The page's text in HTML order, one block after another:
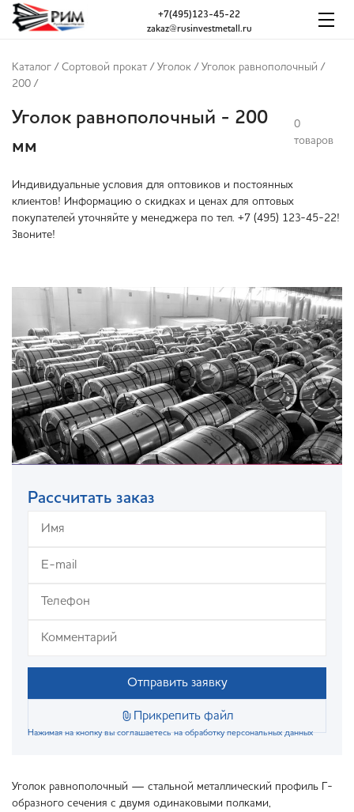
zakaz@rusinvestmetall.ru
+7(495)123-45-22
Каталог / Сортовой прокат / Уголок / Уголок равнополочный /
200 /
Уголок равнополочный - 200
мм
0
товаров
Индивидуальные условия для оптовиков и постоянных
клиентов! Информацию о скидках и ценах для оптовых
покупателей уточняйте у менеджера по тел. +7 (495) 123-45-22!
Звоните!
Рассчитать заказ
Отправить заявку
Прикрепить файл
Нажимая на кнопку вы соглашаетесь на обработку персональных данных
Уголок равнополочный — стальной металлический профиль Г-
образного сечения с двумя одинаковыми полками,